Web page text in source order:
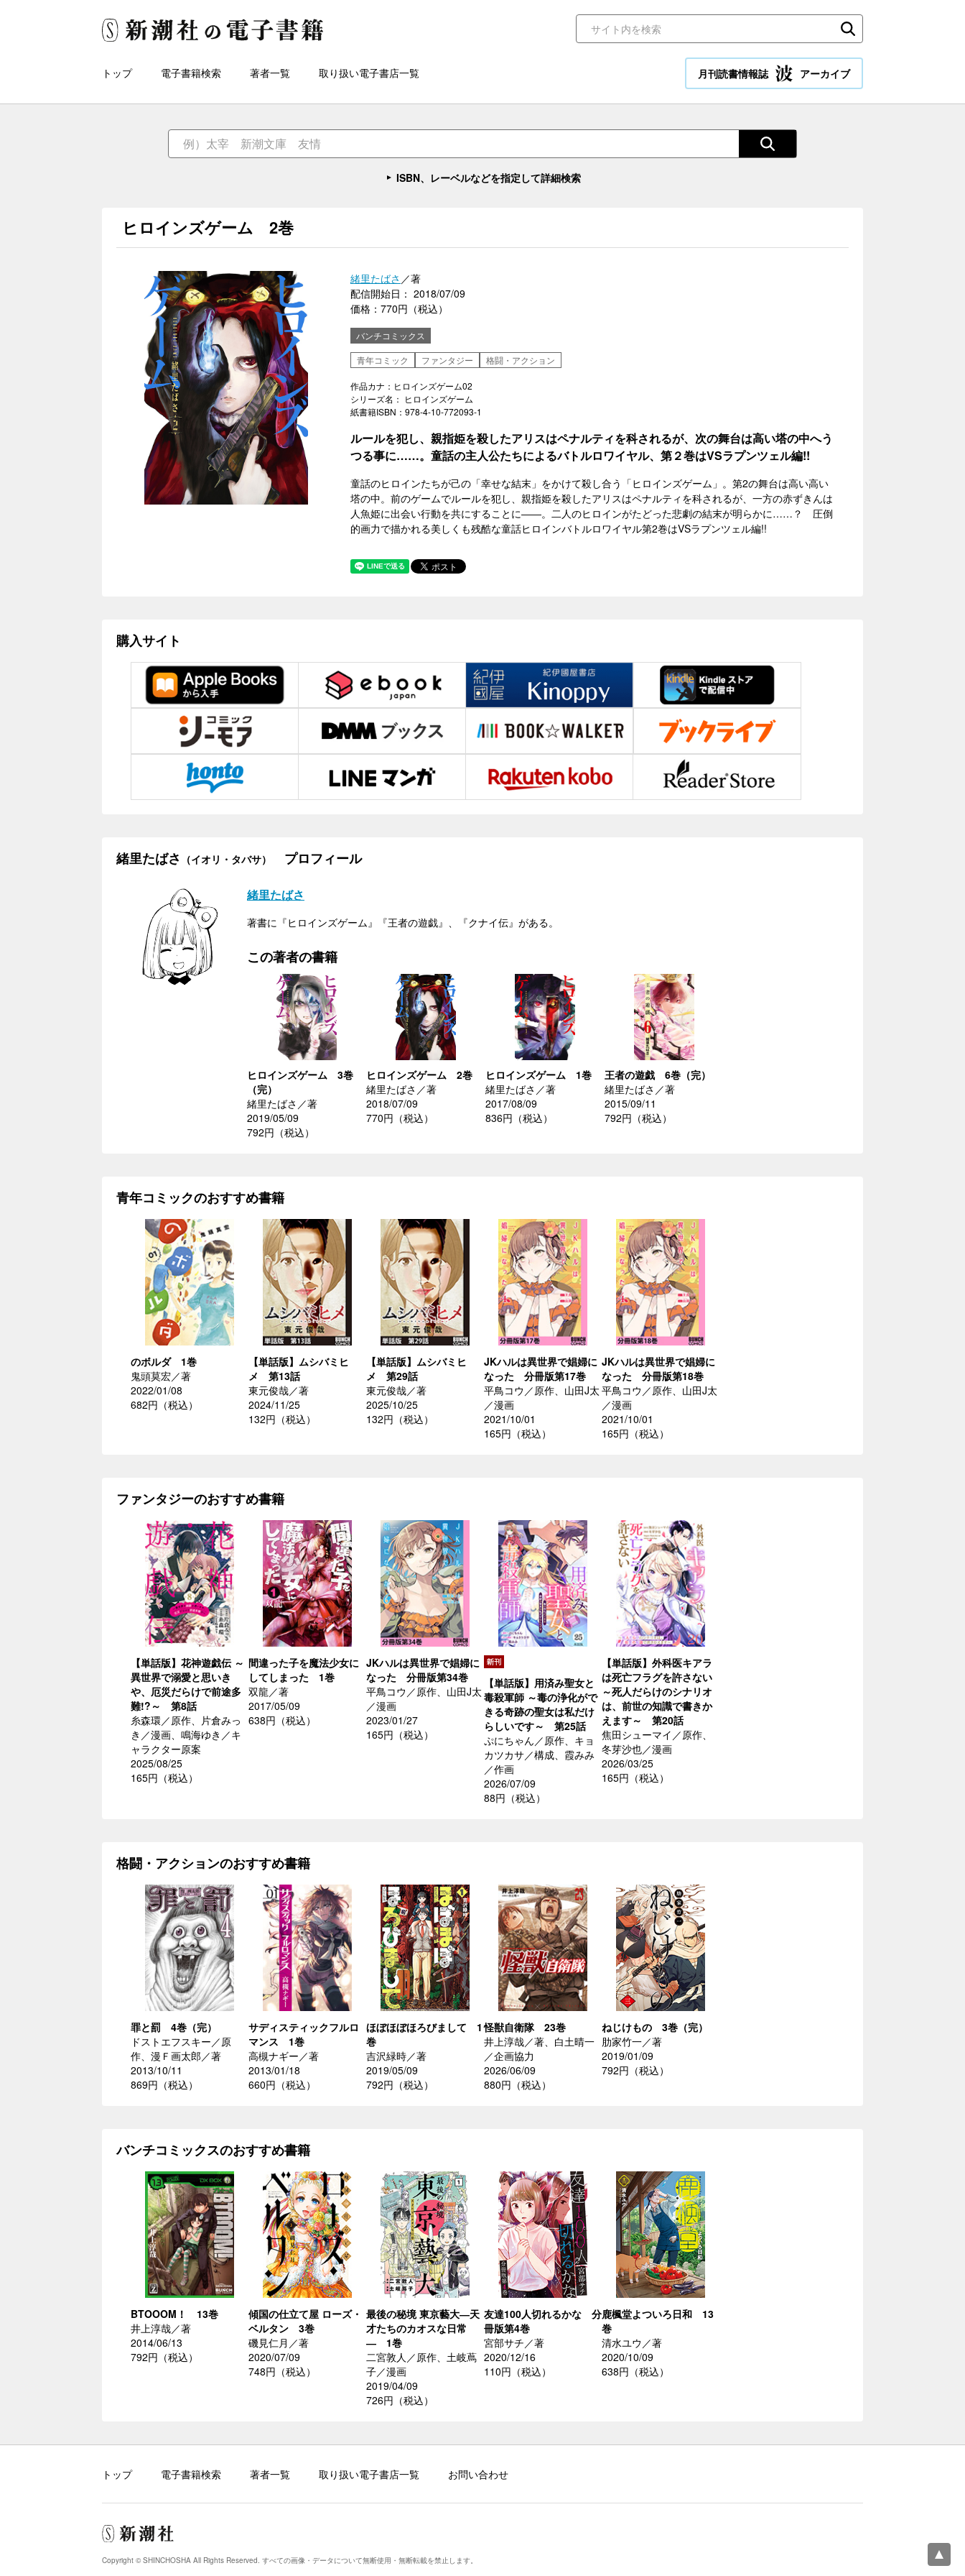
トップ 電子書籍検索 著者一覧 取り扱い電子書店一覧 月刊読書情報誌 アーカイブ
ISBN、レーベルなどを指定して詳細検索
ヒロインズゲーム 2巻
緒里たばさ ／著
配信開始日： 2018/07/09
価格：770円（税込）
バンチコミックス
青年コミック
ファンタジー 格闘・アクション
作品カナ：ヒロインズゲーム02
シリーズ名： ヒロインズゲーム
紙書籍ISBN：978-4-10-772093-1
ルールを犯し、親指姫を殺したアリスはペナルティを科されるが、次の舞台は高い塔の中へう
つる事に……。童話の主人公たちによるバトルロワイヤル、第２巻はVSラプンツェル編!!
童話のヒロインたちが己の「幸せな結末」をかけて殺し合う「ヒロインズゲーム」。第2の舞台は高い高い
塔の中。前のゲームでルールを犯し、親指姫を殺したアリスはペナルティを科されるが、一方の赤ずきんは
人魚姫に出会い行動を共にすることに――。二人のヒロインがたどった悲劇の結末が明らかに……？ 圧倒
的画力で描かれる美しくも残酷な童話ヒロインバトルロワイヤル第2巻はVSラプンツェル編!!
購入サイト
緒里たばさ （イオリ・タバサ） プロフィール
緒里たばさ
著書に『ヒロインズゲーム』『王者の遊戯』、『クナイ伝』がある。
この著者の書籍
ヒロインズゲーム 3巻
（完）
緒里たばさ／著
2019/05/09
792円（税込）
ヒロインズゲーム 2巻
緒里たばさ／著
2018/07/09
770円（税込）
ヒロインズゲーム 1巻
緒里たばさ／著
2017/08/09
836円（税込）
王者の遊戯 6巻（完）
緒里たばさ／著
2015/09/11
792円（税込）
青年コミックのおすすめ書籍
のボルダ 1巻
鬼頭莫宏／著
2022/01/08
682円（税込）
【単話版】ムシバミヒ
メ 第13話
東元俊哉／著
2024/11/25
132円（税込）
【単話版】ムシバミヒ
メ 第29話
東元俊哉／著
2025/10/25
132円（税込）
JKハルは異世界で娼婦に
なった 分冊版第17巻
平鳥コウ／原作、山田J太
／漫画
2021/10/01
165円（税込）
JKハルは異世界で娼婦に
なった 分冊版第18巻
平鳥コウ／原作、山田J太
／漫画
2021/10/01
165円（税込）
ファンタジーのおすすめ書籍
【単話版】花神遊戯伝 ～
異世界で溺愛と思いき
や、厄災だらけで前途多
難!?～ 第8話
糸森環／原作、片倉みっ
き／漫画、鳴海ゆき／キ
ャラクター原案
2025/08/25
165円（税込）
間違った子を魔法少女に
してしまった 1巻
双龍／著
2017/05/09
638円（税込）
JKハルは異世界で娼婦に
なった 分冊版第34巻
平鳥コウ／原作、山田J太
／漫画
2023/01/27
165円（税込）
【単話版】用済み聖女と
毒殺軍師 ～毒の浄化がで
きる奇跡の聖女は私だけ
らしいです～ 第25話
ぷにちゃん／原作、キョ
カツカサ／構成、霞みみ
／作画
2026/07/09
88円（税込）
【単話版】外科医キアラ
は死亡フラグを許さない
～死人だらけのシナリオ
は、前世の知識で書きか
えます～ 第20話
焦田シューマイ／原作、
冬芽沙也／漫画
2026/03/25
165円（税込）
格闘・アクションのおすすめ書籍
罪と罰 4巻（完）
ドストエフスキー／原
作、漫Ｆ画太郎／著
2013/10/11
869円（税込）
サディスティックフルロ
マンス 1巻
高槻ナギー／著
2013/01/18
660円（税込）
ほぼほぼほろびまして 1
巻
吉沢緑時／著
2019/05/09
792円（税込）
怪獣自衛隊 23巻
井上淳哉／著、白土晴一
／企画協力
2026/06/09
880円（税込）
ねじけもの 3巻（完）
肋家竹一／著
2019/01/09
792円（税込）
バンチコミックスのおすすめ書籍
BTOOOM！ 13巻
井上淳哉／著
2014/06/13
792円（税込）
傾国の仕立て屋 ローズ・
ベルタン 3巻
磯見仁月／著
2020/07/09
748円（税込）
最後の秘境 東京藝大―天
才たちのカオスな日常
― 1巻
二宮敦人／原作、土岐蔦
子／漫画
2019/04/09
726円（税込）
友達100人切れるかな 分
冊版第4巻
宮部サチ／著
2020/12/16
110円（税込）
鹿楓堂よついろ日和 13
巻
清水ユウ／著
2020/10/09
638円（税込）
トップ 電子書籍検索 著者一覧 取り扱い電子書店一覧 お問い合わせ
Copyright © SHINCHOSHA All Rights Reserved. すべての画像・データについて無断使用・無断転載を禁止します。